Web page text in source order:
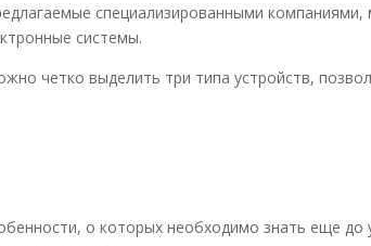
специализированными
системы.
четко выделить три типа устройств,
о которых необходимо знать еще